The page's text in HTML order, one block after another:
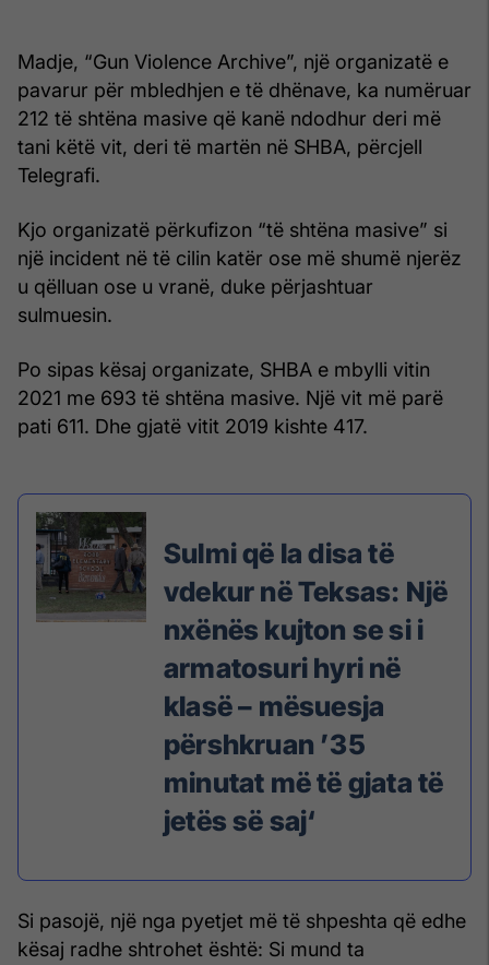
Madje, “Gun Violence Archive”, një organizatë e
pavarur për mbledhjen e të dhënave, ka numëruar
212 të shtëna masive që kanë ndodhur deri më
tani këtë vit, deri të martën në SHBA, përcjell
Telegrafi.
Kjo organizatë përkufizon “të shtëna masive” si
një incident në të cilin katër ose më shumë njerëz
u qëlluan ose u vranë, duke përjashtuar
sulmuesin.
Po sipas kësaj organizate, SHBA e mbylli vitin
2021 me 693 të shtëna masive. Një vit më parë
pati 611. Dhe gjatë vitit 2019 kishte 417.
Sulmi që la disa të
vdekur në Teksas: Një
nxënës kujton se si i
armatosuri hyri në
klasë – mësuesja
përshkruan ’35
minutat më të gjata të
jetës së saj‘
Si pasojë, një nga pyetjet më të shpeshta që edhe
kësaj radhe shtrohet është: Si mund ta